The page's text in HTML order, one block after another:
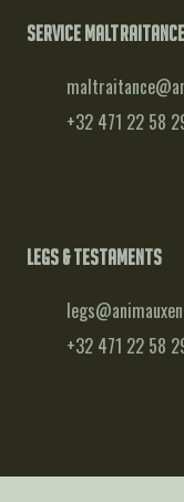
Service maltraitance
+32 471 22 58
Legs & testaments
+32 471 22 58